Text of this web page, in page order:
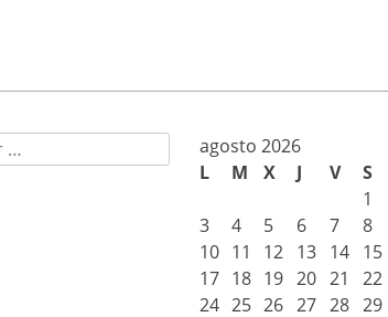
agosto 2026
L
M X J V S
1
3
4 5 6 7 8
10 11 12 13 14 15
17 18 19 20 21 22
24 25 26 27 28 29